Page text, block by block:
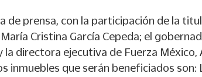
de prensa, con la participación de la
Cristina García Cepeda; el
la directora ejecutiva de Fuerza México,
inmuebles que serán beneficiados son: